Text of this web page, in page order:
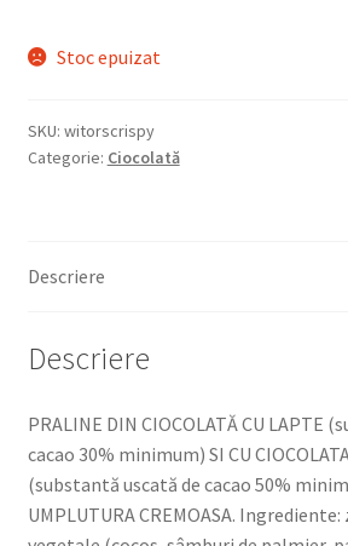
Stoc epuizat
SKU: witorscrispy
Categorie: Ciocolată
Descriere
Descriere
PRALINE DIN CIOCOLATĂ CU LAPTE
cacao 30% minimum) SI CU
(substantă uscată de cacao 50%
UMPLUTURA CREMOASA.